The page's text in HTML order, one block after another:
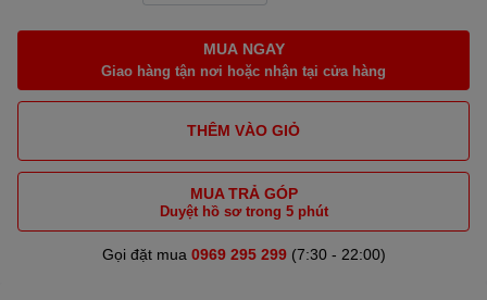
MUA NGAY
Giao hàng tận nơi hoặc nhận tại cửa hàng
THÊM VÀO GIỎ
MUA TRẢ GÓP
Duyệt hồ sơ trong 5 phút
Gọi đặt mua 0969 295 299(7:30 - 22:00)